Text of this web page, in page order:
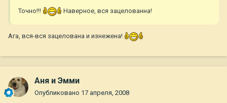
Точно!!! Наверное, вся зацелованна!
Ага, вся-вся зацелована и изнежена!
Аня и Эмми
Опубликовано 17 апреля, 2008